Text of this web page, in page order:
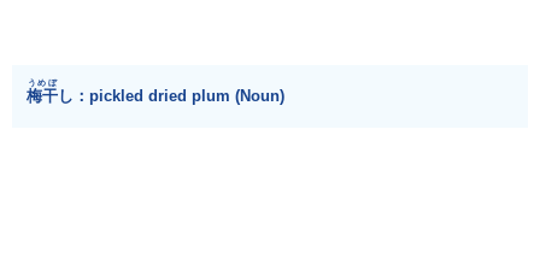
梅干
うめぼ
し：pickled dried plum (Noun)